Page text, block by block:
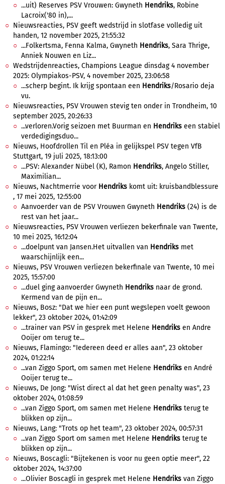
...uit) Reserves PSV Vrouwen: Gwyneth Hendriks, Robine
Lacroix('80 in),...
Nieuwsreacties, PSV geeft wedstrijd in slotfase volledig uit
handen, 12 november 2025, 21:55:32
...Folkertsma, Fenna Kalma, Gwyneth Hendriks, Sara Thrige,
Anniek Nouwen en Liz...
Wedstrijdenreacties, Champions League dinsdag 4 november
2025: Olympiakos-PSV, 4 november 2025, 23:06:58
...scherp begint. Ik krijg spontaan een Hendriks/Rosario deja
vu.
Nieuwsreacties, PSV Vrouwen stevig ten onder in Trondheim, 10
september 2025, 20:26:33
...verloren.Vorig seizoen met Buurman en Hendriks een stabiel
verdedigingsduo...
Nieuws, Hoofdrollen Til en Pléa in gelijkspel PSV tegen VfB
Stuttgart, 19 juli 2025, 18:13:00
...PSV: Alexander Nübel (K), Ramon Hendriks, Angelo Stiller,
Maximilian...
Nieuws, Nachtmerrie voor Hendriks komt uit: kruisbandblessure
, 17 mei 2025, 12:55:00
Aanvoerder van de PSV Vrouwen Gwyneth Hendriks (24) is de
rest van het jaar...
Nieuwsreacties, PSV Vrouwen verliezen bekerfinale van Twente,
10 mei 2025, 16:12:04
...doelpunt van Jansen.Het uitvallen van Hendriks met
waarschijnlijk een...
Nieuws, PSV Vrouwen verliezen bekerfinale van Twente, 10 mei
2025, 15:57:00
...duel ging aanvoerder Gwyneth Hendriks naar de grond.
Kermend van de pijn en...
Nieuws, Bosz: "Dat we hier een punt wegslepen voelt gewoon
lekker", 23 oktober 2024, 01:42:09
...trainer van PSV in gesprek met Helene Hendriks en Andre
Ooijer om terug te...
Nieuws, Flamingo: "Iedereen deed er alles aan", 23 oktober
2024, 01:22:14
...van Ziggo Sport, om samen met Helene Hendriks en André
Ooijer terug te...
Nieuws, De Jong: "Wist direct al dat het geen penalty was", 23
oktober 2024, 01:08:59
...van Ziggo Sport, om samen met Helene Hendriks terug te
blikken op zijn...
Nieuws, Lang: "Trots op het team", 23 oktober 2024, 00:57:31
...van Ziggo Sport om samen met Helene Hendriks terug te
blikken op zijn...
Nieuws, Boscagli: "Bijtekenen is voor nu geen optie meer", 22
oktober 2024, 14:37:00
...Olivier Boscagli in gesprek met Helene Hendriks van Ziggo